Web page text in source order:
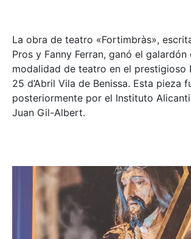
La obra de teatro «Fortimbràs»,
Pros y Fanny Ferran, ganó el galardón
modalidad de teatro en el prestigioso
25 d’Abril Vila de Benissa. Esta pieza
posteriormente por el Instituto
Juan Gil-Albert.